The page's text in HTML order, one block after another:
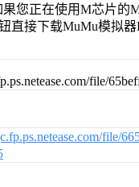
您正在使用M芯片的
直接下载MuMu模拟